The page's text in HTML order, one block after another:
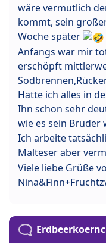
wäre vermutlich
kommt, sein
Woche später
Anfangs war mir
erschöpft
Hatte ich alles in
Ihn schon sehr
wie es sein Bruder
Ich arbeite
Malteser aber
Viele liebe Grüße